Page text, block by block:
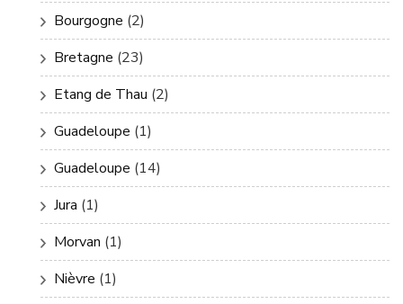
Bourgogne (2)
Bretagne (23)
Etang de Thau (2)
Guadeloupe (1)
Guadeloupe (14)
Jura (1)
Morvan (1)
Nièvre (1)